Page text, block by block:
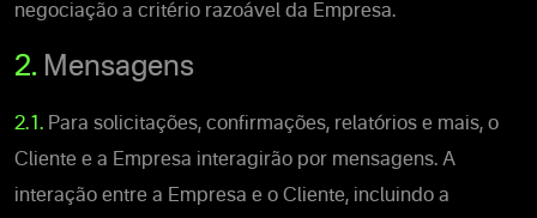
negociação a critério razoável da Empresa.
2. Mensagens
2.1. Para solicitações, confirmações, relatórios e mais, o
Cliente e a Empresa interagirão por mensagens. A
interação entre a Empresa e o Cliente, incluindo a